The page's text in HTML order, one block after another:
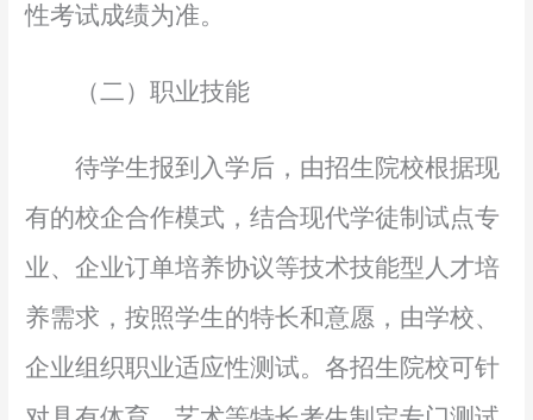
性考试成绩为准。
（二）职业技能
待学生报到入学后，由招生院校根据现
有的校企合作模式，结合现代学徒制试点专
业、企业订单培养协议等技术技能型人才培
养需求，按照学生的特长和意愿，由学校、
企业组织职业适应性测试。各招生院校可针